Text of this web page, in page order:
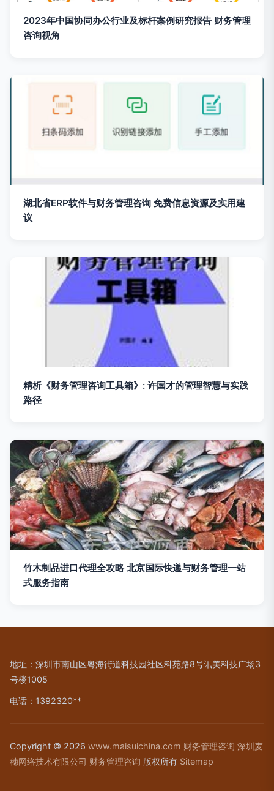
2023年中国协同办公行业及标杆案例研究报告 财务管理
咨询视角
湖北省ERP软件与财务管理咨询 免费信息资源及实用建
议
精析《财务管理咨询工具箱》: 许国才的管理智慧与实践
路径
竹木制品进口代理全攻略 北京国际快递与财务管理一站
式服务指南
地址：深圳市南山区粤海街道科技园社区科苑路8号讯美科技广场3
号楼1005
电话：1392320**
Copyright © 2026 www.maisuichina.com 财务管理咨询 深圳麦
穗网络技术有限公司 财务管理咨询 版权所有 Sitemap